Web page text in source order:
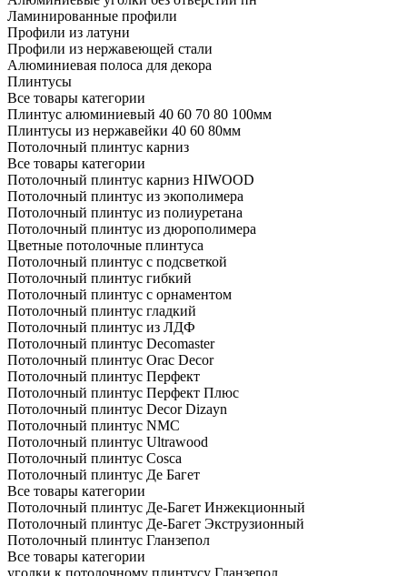
Ламинированные профили
Профили из латуни
Профили из нержавеющей стали
Алюминиевая полоса для декора
Плинтусы
Все товары категории
Плинтус алюминиевый 40 60 70 80 100мм
Плинтусы из нержавейки 40 60 80мм
Потолочный плинтус карниз
Все товары категории
Потолочный плинтус карниз HIWOOD
Потолочный плинтус из экополимера
Потолочный плинтус из полиуретана
Потолочный плинтус из дюрополимера
Цветные потолочные плинтуса
Потолочный плинтус с подсветкой
Потолочный плинтус гибкий
Потолочный плинтус с орнаментом
Потолочный плинтус гладкий
Потолочный плинтус из ЛДФ
Потолочный плинтус Decomaster
Потолочный плинтус Orac Decor
Потолочный плинтус Перфект
Потолочный плинтус Перфект Плюс
Потолочный плинтус Dеcor Dizayn
Потолочный плинтус NMC
Потолочный плинтус Ultrawood
Потолочный плинтус Cosca
Потолочный плинтус Де Багет
Все товары категории
Потолочный плинтус Де-Багет Инжекционный
Потолочный плинтус Де-Багет Экструзионный
Потолочный плинтус Гланзепол
Все товары категории